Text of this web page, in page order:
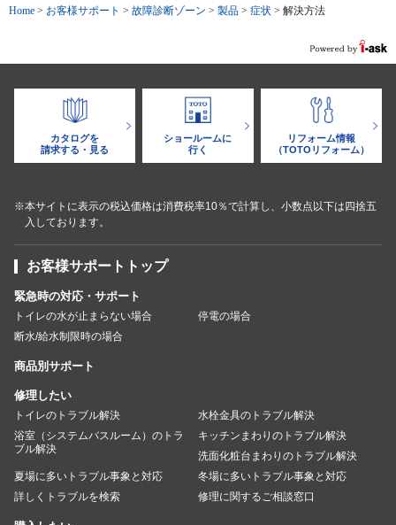
Home > お客様サポート > 故障診断ゾーン > 製品 > 症状 > 解決方法
カタログを
請求する・見る
ショールームに
行く
リフォーム情報
（TOTOリフォーム）
※本サイトに表示の税込価格は消費税率10％で計算し、小数点以下は四捨五
入しております。
お客様サポートトップ
緊急時の対応・サポート
トイレの水が止まらない場合
停電の場合
断水/給水制限時の場合
商品別サポート
修理したい
トイレのトラブル解決
水栓金具のトラブル解決
浴室（システムバスルーム）のトラ
ブル解決
キッチンまわりのトラブル解決
洗面化粧台まわりのトラブル解決
夏場に多いトラブル事象と対応
冬場に多いトラブル事象と対応
詳しくトラブルを検索
修理に関するご相談窓口